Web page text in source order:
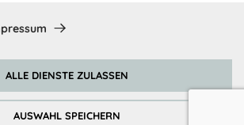
AUSWAHL SPEICHERN
ALLE DIENSTE ZULASSEN
kann jederzeit widerrufen werden. Einzelheiten
Abonnieren